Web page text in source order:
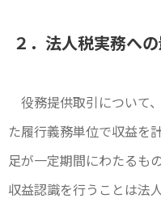
２．法人税実務へ
役務提供取引について
た履行義務単位で収益を
足が一定期間にわたるも
収益認識を行うことは法